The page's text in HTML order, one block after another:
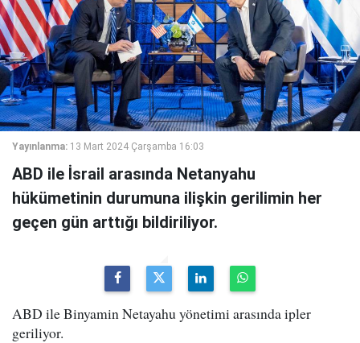
Yayınlanma: 13 Mart 2024 Çarşamba 16:03
ABD ile İsrail arasında Netanyahu
hükümetinin durumuna ilişkin gerilimin her
geçen gün arttığı bildiriliyor.
ABD ile Binyamin Netayahu yönetimi arasında ipler
geriliyor.